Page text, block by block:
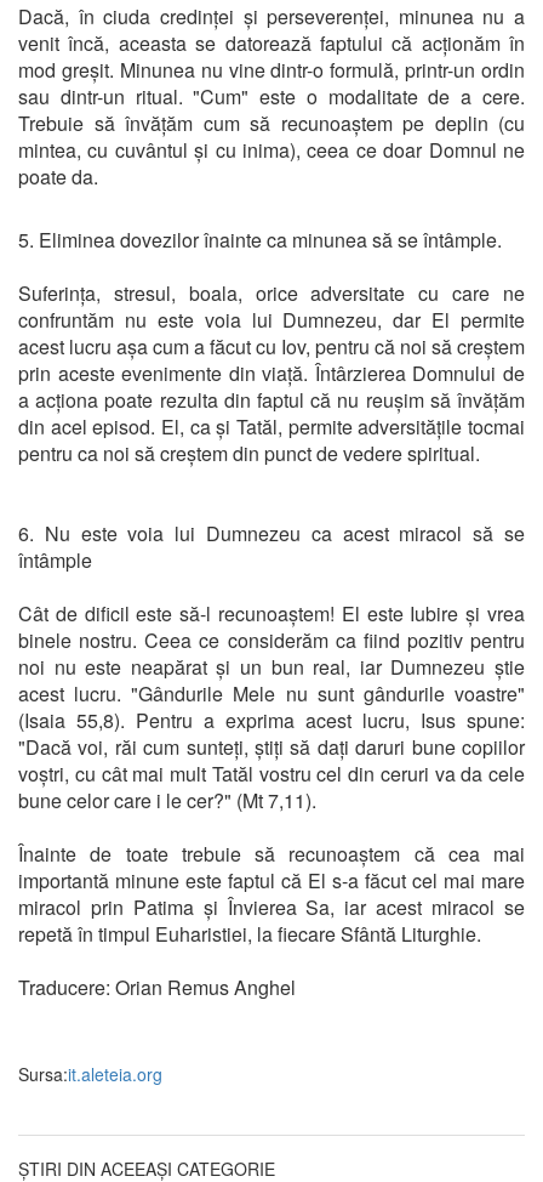
Dacă, în ciuda credinței și perseverenței, minunea nu a
venit încă, aceasta se datorează faptului că acționăm în
mod greșit. Minunea nu vine dintr-o formulă, printr-un ordin
sau dintr-un ritual. "Cum" este o modalitate de a cere.
Trebuie să învățăm cum să recunoaștem pe deplin (cu
mintea, cu cuvântul și cu inima), ceea ce doar Domnul ne
poate da.
5. Eliminea dovezilor înainte ca minunea să se întâmple.
Suferința, stresul, boala, orice adversitate cu care ne
confruntăm nu este voia lui Dumnezeu, dar El permite
acest lucru așa cum a făcut cu Iov, pentru că noi să creștem
prin aceste evenimente din viață. Întârzierea Domnului de
a acționa poate rezulta din faptul că nu reușim să învățăm
din acel episod. El, ca și Tatăl, permite adversitățile tocmai
pentru ca noi să creștem din punct de vedere spiritual.
6. Nu este voia lui Dumnezeu ca acest miracol să se
întâmple
Cât de dificil este să-l recunoaștem! El este Iubire și vrea
binele nostru. Ceea ce considerăm ca fiind pozitiv pentru
noi nu este neapărat și un bun real, iar Dumnezeu știe
acest lucru. "Gândurile Mele nu sunt gândurile voastre"
(Isaia 55,8). Pentru a exprima acest lucru, Isus spune:
"Dacă voi, răi cum sunteți, știți să dați daruri bune copiilor
voștri, cu cât mai mult Tatăl vostru cel din ceruri va da cele
bune celor care i le cer?" (Mt 7,11).
Înainte de toate trebuie să recunoaștem că cea mai
importantă minune este faptul că El s-a făcut cel mai mare
miracol prin Patima și Învierea Sa, iar acest miracol se
repetă în timpul Euharistiei, la fiecare Sfântă Liturghie.
Traducere: Orian Remus Anghel
Sursa:it.aleteia.org
ȘTIRI DIN ACEEAȘI CATEGORIE